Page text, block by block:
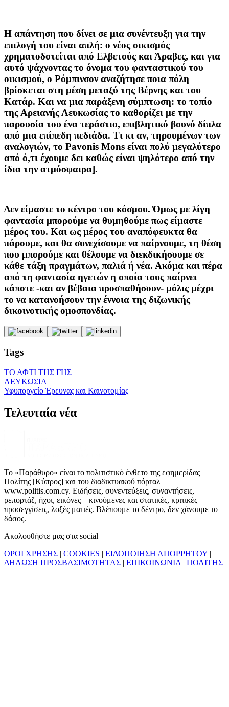
Η απάντηση που δίνει σε μια συνέντευξη για την
επιλογή του είναι απλή: ο νέος οικισμός
χρηματοδοτείται από Ελβετούς και Άραβες, και για
αυτό ψάχνοντας το όνομα του φανταστικού του
οικισμού, ο Ρόμπινσον αναζήτησε ποια πόλη
βρίσκεται στη μέση μεταξύ της Βέρνης και του
Κατάρ. Και να μια παράξενη σύμπτωση: το τοπίο
της Αρειανής Λευκωσίας το καθορίζει με την
παρουσία του ένα τεράστιο, επιβλητικό βουνό δίπλα
από μια επίπεδη πεδιάδα. Τι κι αν, τηρουμένων των
αναλογιών, το Pavonis Mons είναι πολύ μεγαλύτερο
από ό,τι έχουμε δει καθώς είναι ψηλότερο από την
ίδια την ατμόσφαιρα].
Δεν είμαστε το κέντρο του κόσμου. Όμως με λίγη
φαντασία μπορούμε να θυμηθούμε πως είμαστε
μέρος του. Και ως μέρος του αναπόφευκτα θα
πάρουμε, και θα συνεχίσουμε να παίρνουμε, τη θέση
που μπορούμε και θέλουμε να διεκδικήσουμε σε
κάθε τάξη πραγμάτων, παλιά ή νέα. Ακόμα και πέρα
από τη φαντασία ηγετών η οποία τους παίρνει
κάποτε -και αν βέβαια προσπαθήσουν- μόλις μέχρι
το να κατανοήσουν την έννοια της διζωνικής
δικοινοτικής ομοσπονδίας.
Tags
ΤΟ ΑΦΤΙ ΤΗΣ ΓΗΣ
ΛΕΥΚΩΣΙΑ
Υφυποργείο Έρευνας και Καινοτομίας
Τελευταία νέα
Το «Παράθυρο» είναι το πολιτιστικό ένθετο της εφημερίδας
Πολίτης [Κύπρος] και του διαδικτυακού πόρταλ
www.politis.com.cy. Ειδήσεις, συνεντεύξεις, συναντήσεις,
ρεπορτάζ, ήχοι, εικόνες – κινούμενες και στατικές, κριτικές
προσεγγίσεις, λοξές ματιές. Βλέπουμε το δέντρο, δεν χάνουμε το
δάσος.
Ακολουθήστε μας στα social
ΟΡΟΙ ΧΡΗΣΗΣ | COOKIES | ΕΙΔΟΠΟΙΗΣΗ ΑΠΟΡΡΗΤΟΥ |
ΔΗΛΩΣΗ ΠΡΟΣΒΑΣΙΜΟΤΗΤΑΣ | ΕΠΙΚΟΙΝΩΝΙΑ | ΠΟΛΙΤΗΣ